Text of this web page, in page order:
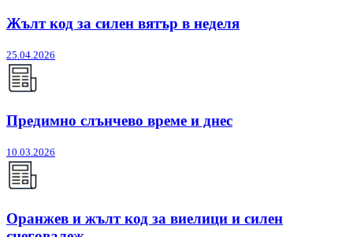
Жълт код за силен вятър в неделя
25.04.2026
Предимно слънчево време и днес
10.03.2026
Оранжев и жълт код за виелици и силен